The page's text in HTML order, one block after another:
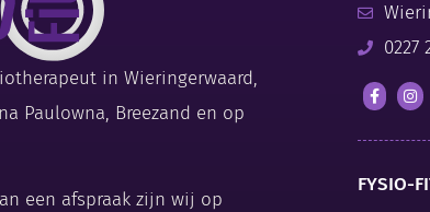
in Wieringerwaard,
Paulowna, Breezand en op
een afspraak zijn wij op
0227
FYSIO-